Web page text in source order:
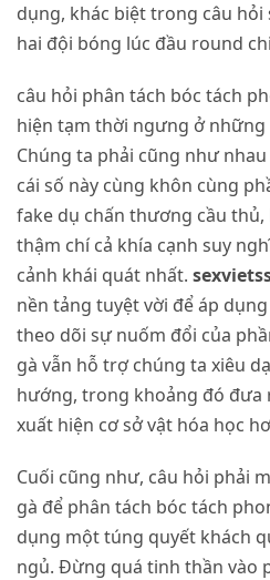
dụng, khác biệt trong câu hỏi
hai đội bóng lúc đầu round
câu hỏi phân tách bóc tách
hiện tạm thời ngưng ở những
Chúng ta phải cũng như
cái số này cùng khôn cùng
fake dụ chấn thương cầu
thậm chí cả khía cạnh suy
cảnh khái quát nhất.
nền tảng tuyệt vời để áp
theo dõi sự nuốm đổi của
gà vẫn hỗ trợ chúng ta xiêu
hướng, trong khoảng đó đưa
xuất hiện cơ sở vật hóa học
Cuối cũng như, câu hỏi phải
gà để phân tách bóc tách
dụng một túng quyết khách
ngủ. Đừng quá tinh thần vào